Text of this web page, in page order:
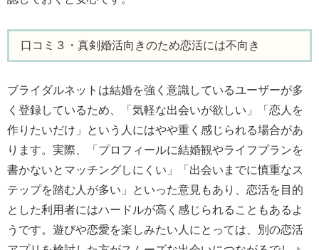
口コミ３・真剣婚活向きのため恋活には不向き
ブライダルネットは結婚を強く意識しているユーザーが多
く登録しているため、「気軽な出会いが欲しい」「恋人を
作りたいだけ」という人にはやや重く感じられる場合があ
ります。実際、「プロフィールに結婚観やライフプランを
書かないとマッチングしにくい」「出会いまでに慎重なス
テップを踏む人が多い」といった意見もあり、恋活を目的
とした利用者にはハードルが高く感じられることもあるよ
うです。遊びや恋愛を楽しみたい人にとっては、別の恋活